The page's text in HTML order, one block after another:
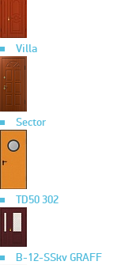
Villa
Sector
TD50 302
B-12-SSkv GRAFF